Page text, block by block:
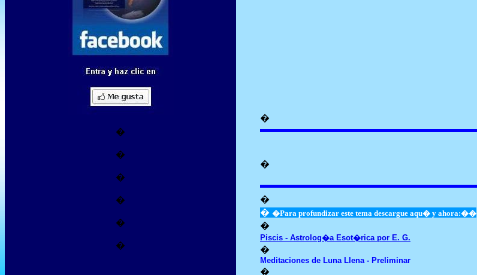
�
�
�
�
�
�
�
�
�
� �Para profundizar este tema descargue aqu� y ahora:��
�
Piscis - Astrolog�a Esot�rica por E. G.
�
Meditaciones de Luna Llena - Preliminar
�